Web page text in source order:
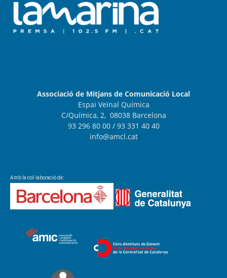
Associació de Mitjans de Comunicació Local
Espai Veïnal Química
C/Química, 2, 08038 Barcelona
93 296 80 00 / 93 331 40 40
info@amcl.cat
Amb la col·laboració de: